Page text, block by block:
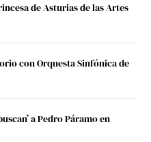
de Asturias de las Artes
con Orquesta Sinfónica de
a Pedro Páramo en